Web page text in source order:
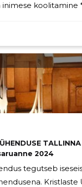
koolitamine
2024
tegutseb
Ühenduse